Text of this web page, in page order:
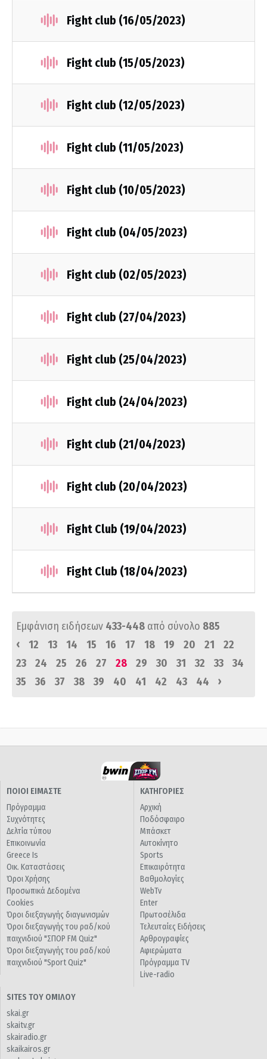
Fight club (16/05/2023)
Fight club (15/05/2023)
Fight club (12/05/2023)
Fight club (11/05/2023)
Fight club (10/05/2023)
Fight club (04/05/2023)
Fight club (02/05/2023)
Fight club (27/04/2023)
Fight club (25/04/2023)
Fight club (24/04/2023)
Fight club (21/04/2023)
Fight club (20/04/2023)
Fight Club (19/04/2023)
Fight Club (18/04/2023)
Εμφάνιση ειδήσεων 433-448 από σύνολο 885
‹
12 13 14 15 16 17 18 19 20 21
22
23
24 25 26 27 28 29 30 31 32 33
34
35
36 37 38 39 40 41 42 43 44 ›
ΠΟΙΟΙ ΕΙΜΑΣΤΕ
Πρόγραμμα
Συχνότητες
Δελτία τύπου
Επικοινωνία
Greece Is
Οικ. Καταστάσεις
Όροι Χρήσης
Προσωπικά Δεδομένα
Cookies
Όροι διεξαγωγής διαγωνισμών
Όροι διεξαγωγής του ραδ/κού
παιχνιδιού "ΣΠΟΡ FM Quiz"
Όροι διεξαγωγής του ραδ/κού
παιχνιδιού "Sport Quiz"
ΚΑΤΗΓΟΡΙΕΣ
Αρχική
Ποδόσφαιρο
Μπάσκετ
Αυτοκίνητο
Sports
Επικαιρότητα
Βαθμολογίες
WebTv
Enter
Πρωτοσέλιδα
Τελευταίες Ειδήσεις
Αρθρογραφίες
Αφιερώματα
Πρόγραμμα TV
Live-radio
SITES ΤΟΥ ΟΜΙΛΟΥ
skai.gr
skaitv.gr
skairadio.gr
skaikairos.gr